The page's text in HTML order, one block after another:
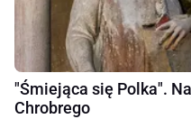
"Śmiejąca się Polka".
Chrobrego